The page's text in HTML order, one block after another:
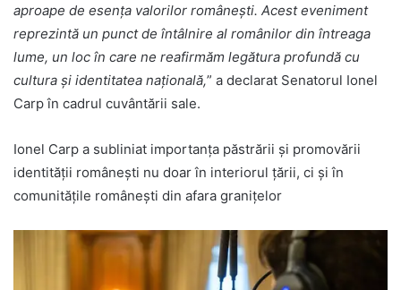
aproape de esența valorilor românești. Acest eveniment
reprezintă un punct de întâlnire al românilor din întreaga
lume, un loc în care ne reafirmăm legătura profundă cu
cultura și identitatea națională,” a declarat Senatorul Ionel
Carp în cadrul cuvântării sale.
Ionel Carp a subliniat importanța păstrării și promovării
identității românești nu doar în interiorul țării, ci și în
comunitățile românești din afara granițelor